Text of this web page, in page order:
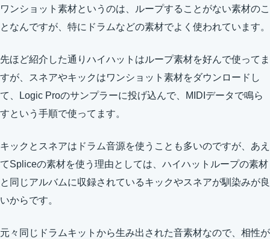
ワンショット素材というのは、ループすることがない素材のこ
となんですが、特にドラムなどの素材でよく使われています。
先ほど紹介した通りハイハットはループ素材を好んで使ってま
すが、スネアやキックはワンショット素材をダウンロードし
て、Logic Proのサンプラーに投げ込んで、MIDIデータで鳴ら
すという手順で使ってます。
キックとスネアはドラム音源を使うことも多いのですが、あえ
てSpliceの素材を使う理由としては、ハイハットループの素材
と同じアルバムに収録されているキックやスネアが馴染みが良
いからです。
元々同じドラムキットから生み出された音素材なので、相性が